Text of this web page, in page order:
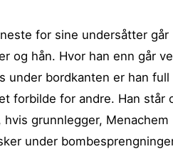
for sine undersåtter
og hån. Hvor han enn går
under bordkanten er han
forbilde for andre. Han
grunnlegger,
under